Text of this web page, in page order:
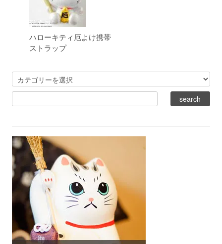
ハローキティ厄よけ携帯
ストラップ